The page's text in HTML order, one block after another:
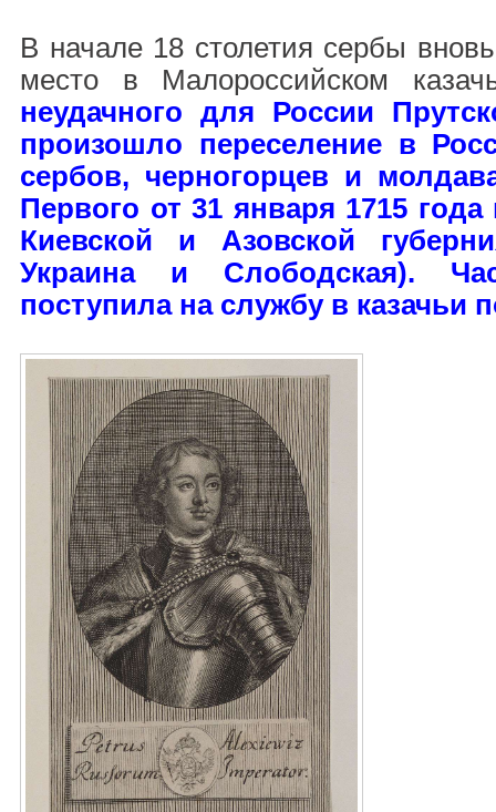
В начале 18 столетия сербы
место в Малороссийском
неудачного для России
произошло переселение в
сербов, черногорцев и
Первого от 31 января 1715
Киевской и Азовской
Украина и Слободская).
поступила на службу в казачьи